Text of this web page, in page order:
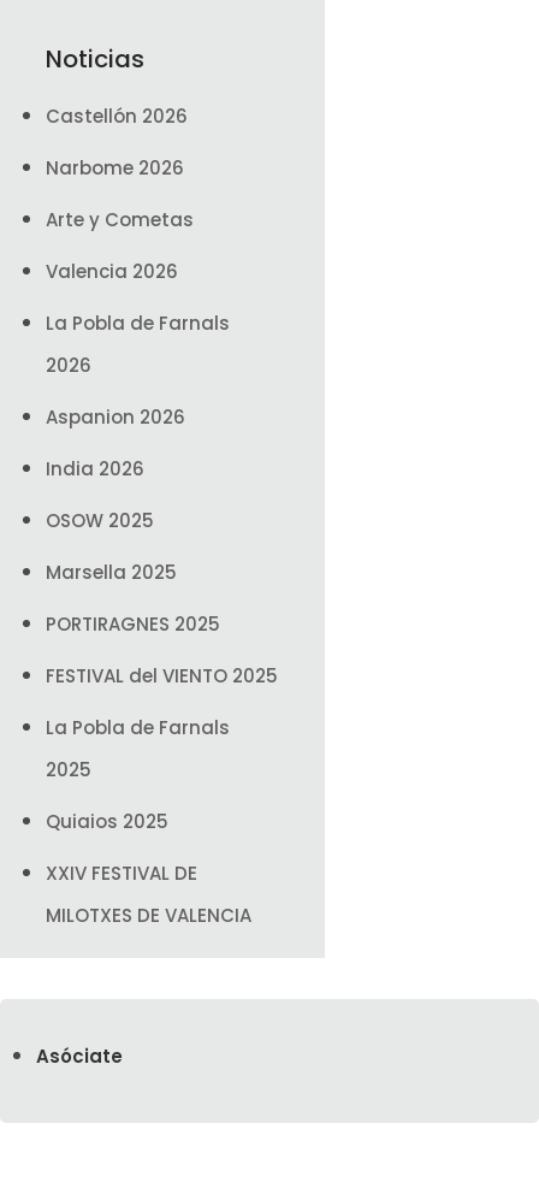
Noticias
Castellón 2026
Narbome 2026
Arte y Cometas
Valencia 2026
La Pobla de Farnals
2026
Aspanion 2026
India 2026
OSOW 2025
Marsella 2025
PORTIRAGNES 2025
FESTIVAL del VIENTO 2025
La Pobla de Farnals
2025
Quiaios 2025
XXIV FESTIVAL DE
MILOTXES DE VALENCIA
Marsella 2024
Piles 2024
Asóciate